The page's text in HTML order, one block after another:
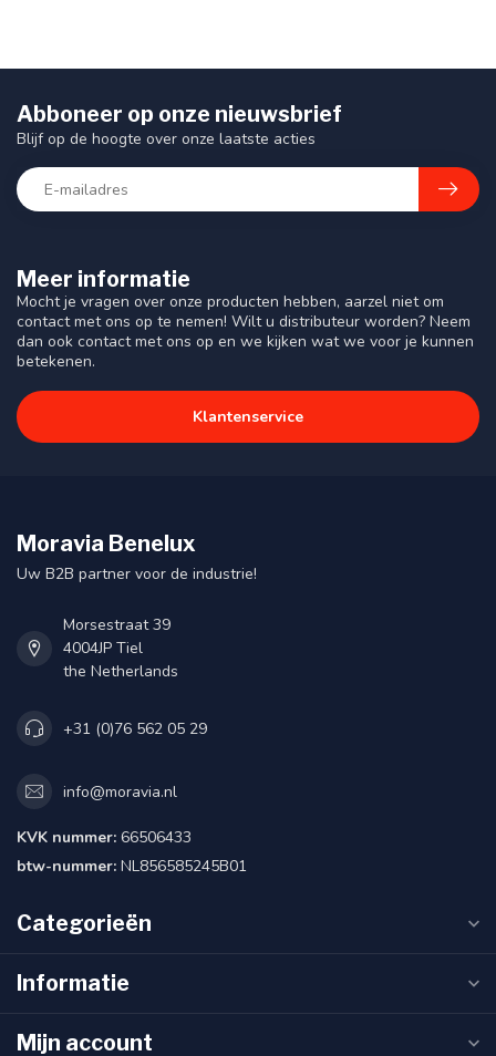
Meer informatie
Mocht je vragen over onze producten hebben, aarzel niet om
contact met ons op te nemen! Wilt u distributeur worden? Neem
dan ook contact met ons op en we kijken wat we voor je kunnen
betekenen.
Klantenservice
Abboneer op onze nieuwsbrief
Blijf op de hoogte over onze laatste acties
Moravia Benelux
Uw B2B partner voor de industrie!
Morsestraat 39
4004JP Tiel
the Netherlands
+31 (0)76 562 05 29
info@moravia.nl
KVK nummer: 66506433
btw-nummer: NL856585245B01
Categorieën
Informatie
Mijn account